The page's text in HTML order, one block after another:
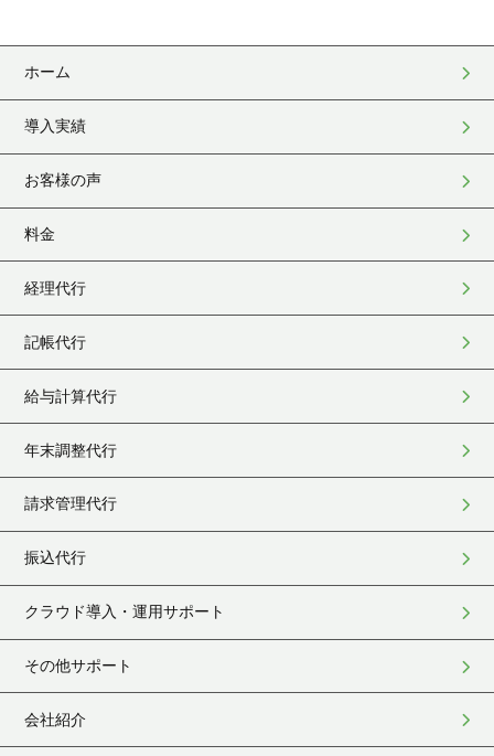
ホーム
導入実績
お客様の声
料金
経理代行
記帳代行
給与計算代行
年末調整代行
請求管理代行
振込代行
クラウド導入・運用サポート
その他サポート
会社紹介